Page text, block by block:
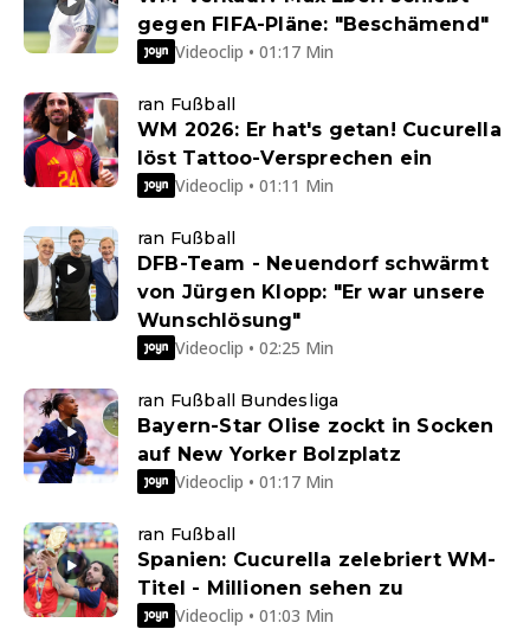
gegen FIFA-Pläne: "Beschämend"
Videoclip • 01:17 Min
ran Fußball
WM 2026: Er hat's getan! Cucurella
löst Tattoo-Versprechen ein
Videoclip • 01:11 Min
ran Fußball
DFB-Team - Neuendorf schwärmt
von Jürgen Klopp: "Er war unsere
Wunschlösung"
Videoclip • 02:25 Min
ran Fußball Bundesliga
Bayern-Star Olise zockt in Socken
auf New Yorker Bolzplatz
Videoclip • 01:17 Min
ran Fußball
Spanien: Cucurella zelebriert WM-
Titel - Millionen sehen zu
Videoclip • 01:03 Min